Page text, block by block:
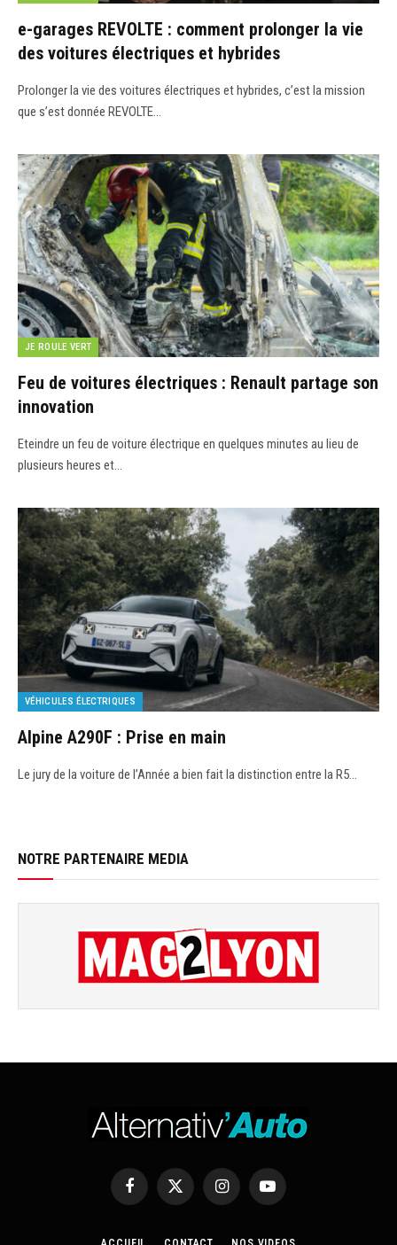
e-garages REVOLTE : comment prolonger la vie
des voitures électriques et hybrides
Prolonger la vie des voitures électriques et hybrides, c’est la mission
que s’est donnée REVOLTE…
JE ROULE VERT
Feu de voitures électriques : Renault partage son
innovation
Eteindre un feu de voiture électrique en quelques minutes au lieu de
plusieurs heures et…
VÉHICULES ÉLECTRIQUES
Alpine A290F : Prise en main
Le jury de la voiture de l’Année a bien fait la distinction entre la R5…
NOTRE PARTENAIRE MEDIA
FacebookX
InstagramYouTube